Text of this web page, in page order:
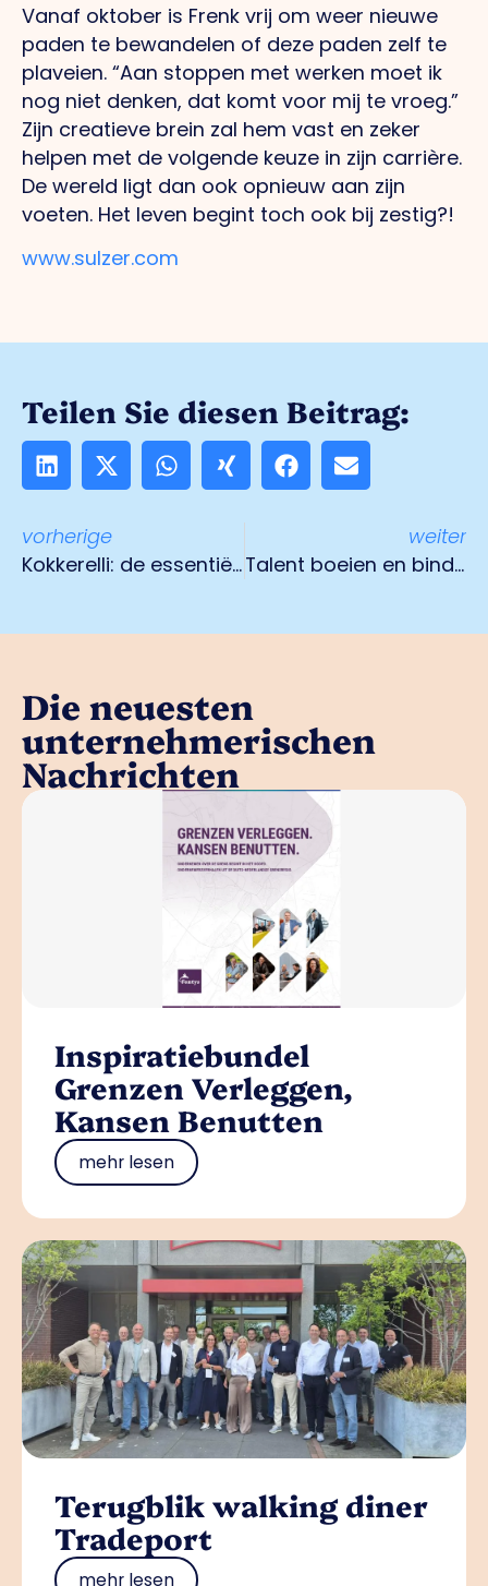
Vanaf oktober is Frenk vrij om weer nieuwe
paden te bewandelen of deze paden zelf te
plaveien. “Aan stoppen met werken moet ik
nog niet denken, dat komt voor mij te vroeg.”
Zijn creatieve brein zal hem vast en zeker
helpen met de volgende keuze in zijn carrière.
De wereld ligt dan ook opnieuw aan zijn
voeten. Het leven begint toch ook bij zestig?!
www.sulzer.com
Teilen Sie diesen Beitrag:
vorherige
Kokkerelli: de essentiële rol van gezonde voeding in onderwijs en bedrijfsleven
weiter
Talent boeien en binden aan de regio
Die neuesten
unternehmerischen
Nachrichten
Inspiratiebundel
Grenzen Verleggen,
Kansen Benutten
mehr lesen
Terugblik walking diner
Tradeport
mehr lesen